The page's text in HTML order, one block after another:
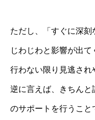
ただし、「すぐに深刻
じわじわと影響が出
行わない限り見逃され
逆に言えば、きちん
のサポートを行うこと